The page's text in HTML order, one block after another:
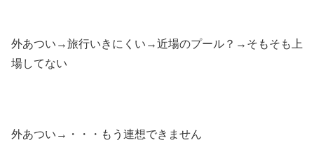
外あつい→旅行いきにくい→近場のプール？→そもそも上
場してない
外あつい→・・・もう連想できません